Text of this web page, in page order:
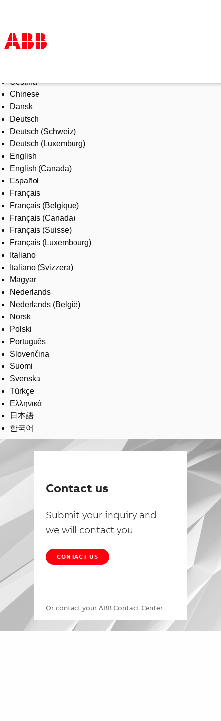
Products & Solutions
Industries
Services
About us
Where to buy
Contact us
Careers
Čeština
Chinese
Dansk
Deutsch
Deutsch (Schweiz)
Deutsch (Luxemburg)
English
English (Canada)
Español
Français
Français (Belgique)
Français (Canada)
Français (Suisse)
Français (Luxembourg)
Italiano
Italiano (Svizzera)
Magyar
Nederlands
Nederlands (België)
Norsk
Polski
Português
Slovenčina
Suomi
Svenska
Türkçe
Ελληνικά
日本語
한국어
Contact us
Submit your inquiry and
we will contact you
CONTACT US
Or contact your ABB Contact Center